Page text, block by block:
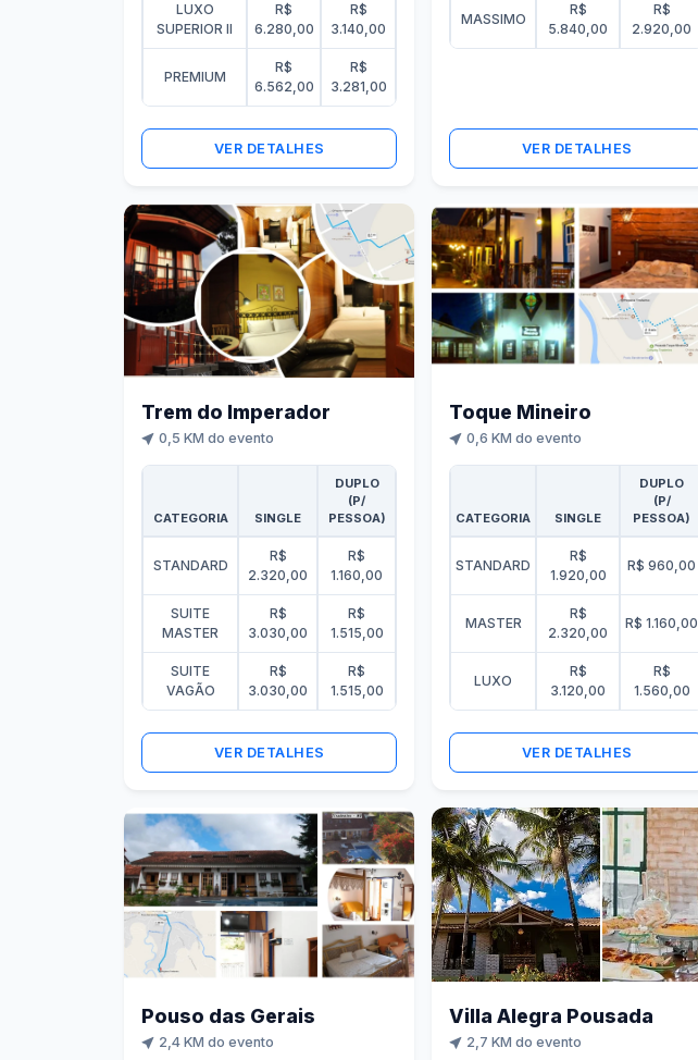
LUXO
SUPERIOR II
R$
6.280,00
R$
3.140,00
PREMIUM
R$
6.562,00
R$
3.281,00
VER DETALHES
MASSIMO
R$
5.840,00
R$
2.920,00
VER DETALHES
Trem do Imperador
0,5 KM do evento
CATEGORIA SINGLE
DUPLO
(P/
PESSOA)
STANDARD
R$
2.320,00
R$
1.160,00
SUITE
MASTER
R$
3.030,00
R$
1.515,00
SUITE
VAGÃO
R$
3.030,00
R$
1.515,00
VER DETALHES
Toque Mineiro
0,6 KM do evento
CATEGORIA SINGLE
DUPLO
(P/
PESSOA)
STANDARD
R$
1.920,00
R$ 960,00
MASTER
R$
2.320,00
R$ 1.160,00
LUXO
R$
3.120,00
R$
1.560,00
VER DETALHES
Pouso das Gerais
2,4 KM do evento
Villa Alegra Pousada
2,7 KM do evento